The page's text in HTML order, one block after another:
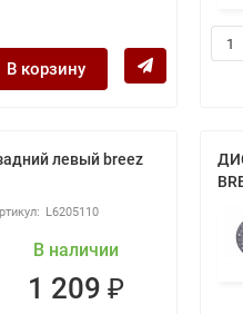
В корзину
левый breez
L6205110
В наличии
1 209 ₽